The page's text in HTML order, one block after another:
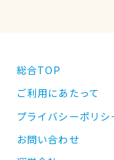
総合TOP
ご利用にあたって
プライバシーポリシ
お問い合わせ